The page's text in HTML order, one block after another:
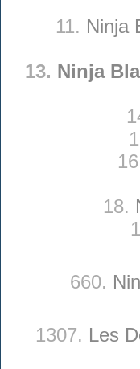
11. Ninja
13. Ninja
18.
660.
1307. Les